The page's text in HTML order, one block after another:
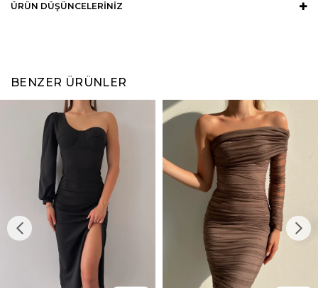
ÜRÜN DÜŞÜNCELERINIZ
BENZER ÜRÜNLER